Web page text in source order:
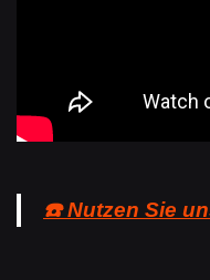
☎️ Nutzen Sie